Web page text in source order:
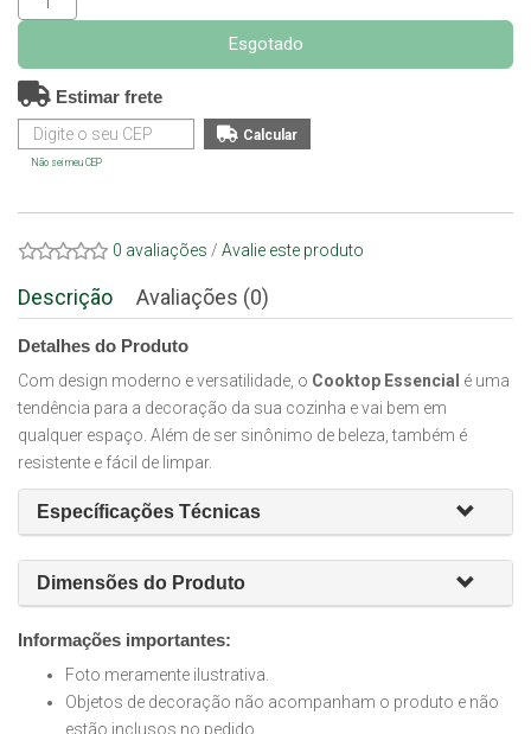
Esgotado
Estimar frete
Não sei meu CEP
0 avaliações / Avalie este produto
Descrição Avaliações (0)
Detalhes do Produto
Com design moderno e versatilidade, o Cooktop Essencial é uma
tendência para a decoração da sua cozinha e vai bem em
qualquer espaço. Além de ser sinônimo de beleza, também é
resistente e fácil de limpar.
Específicações Técnicas
Dimensões do Produto
Informações importantes:
Foto meramente ilustrativa.
Objetos de decoração não acompanham o produto e não
estão inclusos no pedido.